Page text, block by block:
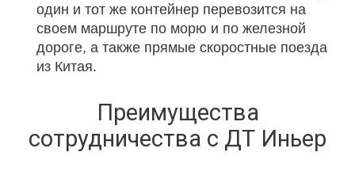
один и тот же контейнер перевозится на
своем маршруте по морю и по железной
дороге, а также прямые скоростные поезда
из Китая.
Преимущества
сотрудничества с ДТ Иньер